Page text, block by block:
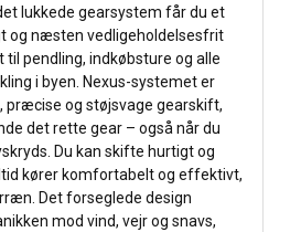
lukkede gearsystem får du et
og næsten vedligeholdelsesfrit
pendling, indkøbsture og alle
i byen. Nexus-systemet er
præcise og støjsvage gearskift,
det rette gear – også når du
Du kan skifte hurtigt og
kører komfortabelt og effektivt,
Det forseglede design
mod vind, vejr og snavs,